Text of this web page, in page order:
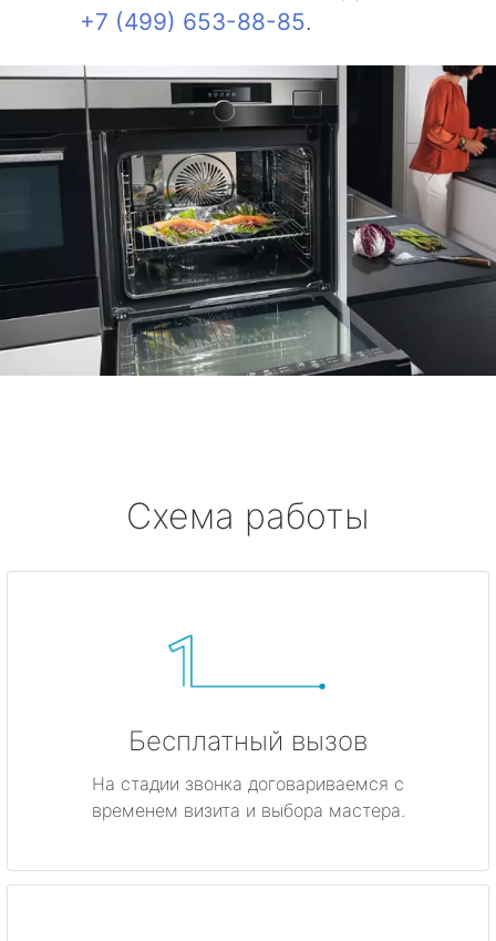
+7 (499) 653-88-85.
Схема работы
Бесплатный вызов
На стадии звонка договариваемся с
временем визита и выбора мастера.